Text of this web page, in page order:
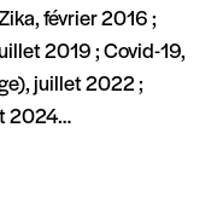
février 2016 ;
2019 ; Covid-19,
juillet 2022 ;
2024…